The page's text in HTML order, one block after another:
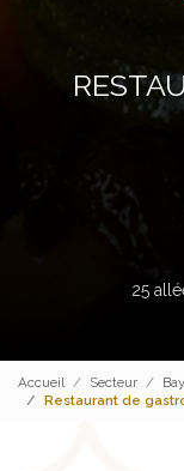
25
Accueil Secteur
Restaurant de